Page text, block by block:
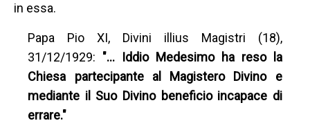
in essa.
Papa Pio XI, Divini illius Magistri (18),
31/12/1929: "… Iddio Medesimo ha reso la
Chiesa partecipante al Magistero Divino e
mediante il Suo Divino beneficio incapace di
errare."